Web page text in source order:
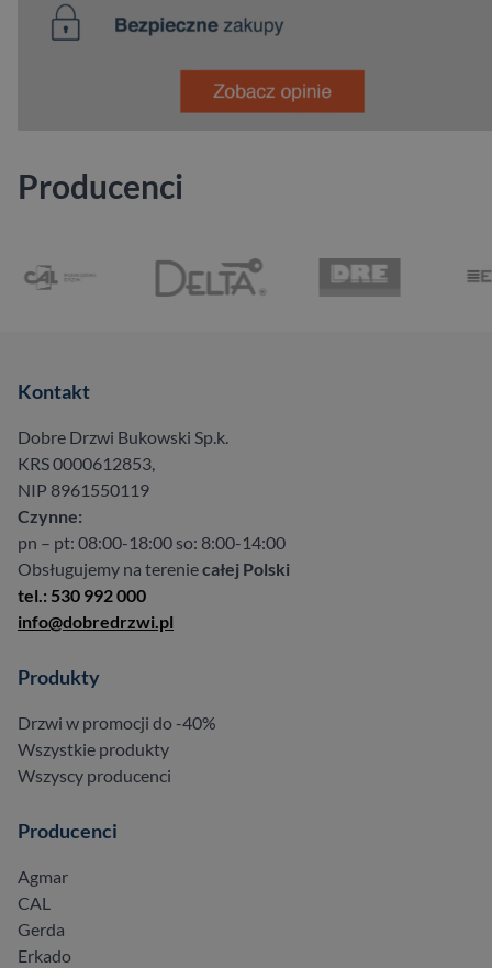
Producenci
Kontakt
Dobre Drzwi Bukowski Sp.k.
KRS 0000612853,
NIP 8961550119
Czynne:
pn – pt: 08:00-18:00 so: 8:00-14:00
Obsługujemy na tereniecałej Polski
tel.: 530 992 000
info@dobredrzwi.pl
Produkty
Drzwi w promocji do -40%
Wszystkie produkty
Wszyscy producenci
Producenci
Agmar
CAL
Gerda
Erkado